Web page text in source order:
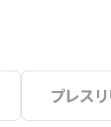
プレス